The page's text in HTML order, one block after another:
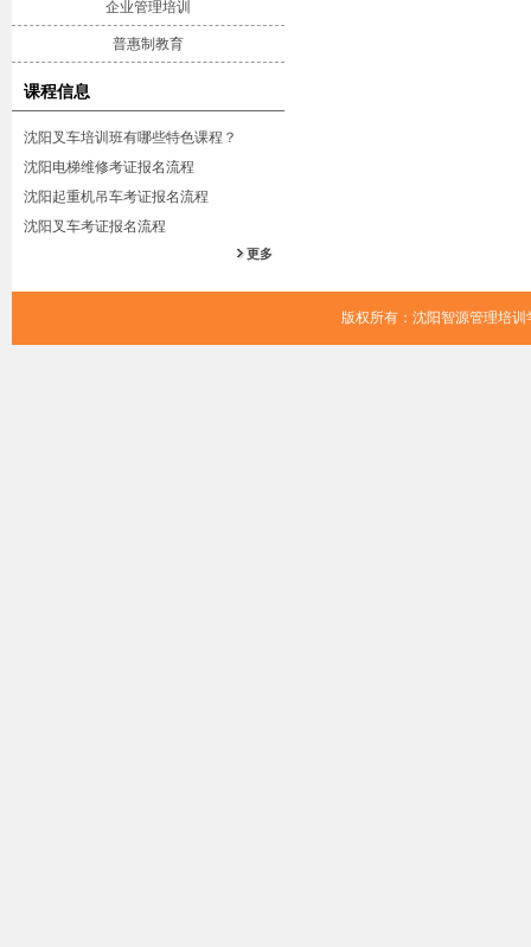
企业管理培训
普惠制教育
课程信息
沈阳叉车培训班有哪些特色课程？
沈阳电梯维修考证报名流程
沈阳起重机吊车考证报名流程
沈阳叉车考证报名流程
更多
版权所有：沈阳智源管理培训